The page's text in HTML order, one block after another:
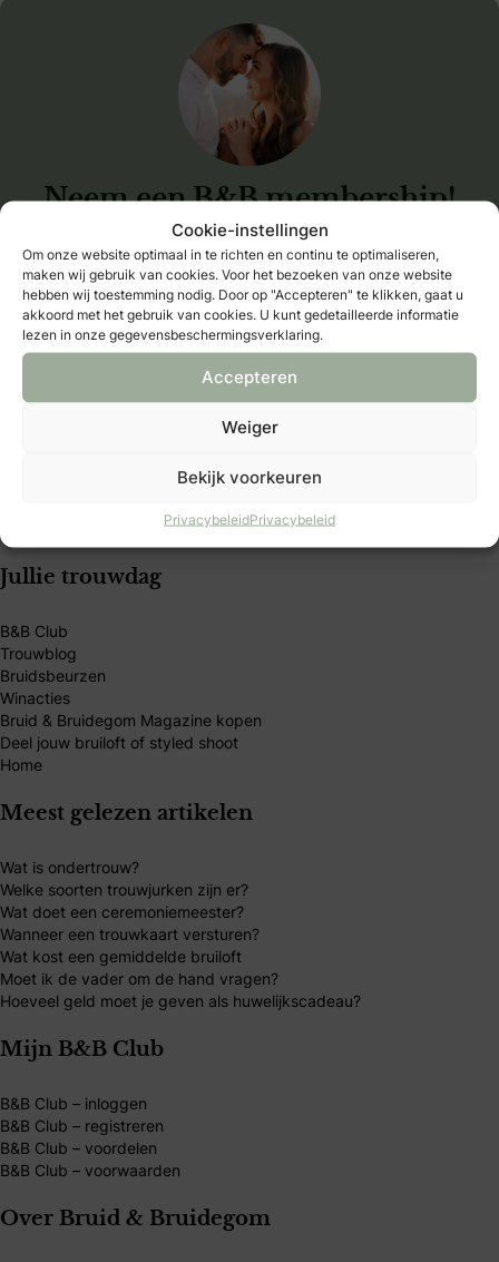
Cookie-instellingen
Om onze website optimaal in te richten en continu te optimaliseren,
maken wij gebruik van cookies. Voor het bezoeken van onze website
hebben wij toestemming nodig. Door op "Accepteren" te klikken, gaat u
akkoord met het gebruik van cookies. U kunt gedetailleerde informatie
lezen in onze gegevensbeschermingsverklaring.
Accepteren
Weiger
Bekijk voorkeuren
PrivacybeleidPrivacybeleid
Neem een B&B membership!
Registreren
Al member?log hier in
Bewaar als favoriet
Dit is het waard om budget voor vrij te maken
Zo kun je makkelijk besparen
Jullie trouwdag
B&B Club
Trouwblog
Bruidsbeurzen
Winacties
Bruid & Bruidegom Magazine kopen
Deel jouw bruiloft of styled shoot
Home
Meest gelezen artikelen
Wat is ondertrouw?
Welke soorten trouwjurken zijn er?
Wat doet een ceremoniemeester?
Wanneer een trouwkaart versturen?
Wat kost een gemiddelde bruiloft
Moet ik de vader om de hand vragen?
Hoeveel geld moet je geven als huwelijkscadeau?
Mijn B&B Club
B&B Club – inloggen
B&B Club – registreren
B&B Club – voordelen
B&B Club – voorwaarden
Over Bruid & Bruidegom